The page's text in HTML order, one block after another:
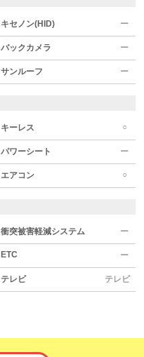
キセノン(HID) ー
バックカメラ ー
サンルーフ ー
キーレス ○
パワーシート ー
エアコン ○
衝突被害軽減システム ー
ETC ー
テレビ テレビ